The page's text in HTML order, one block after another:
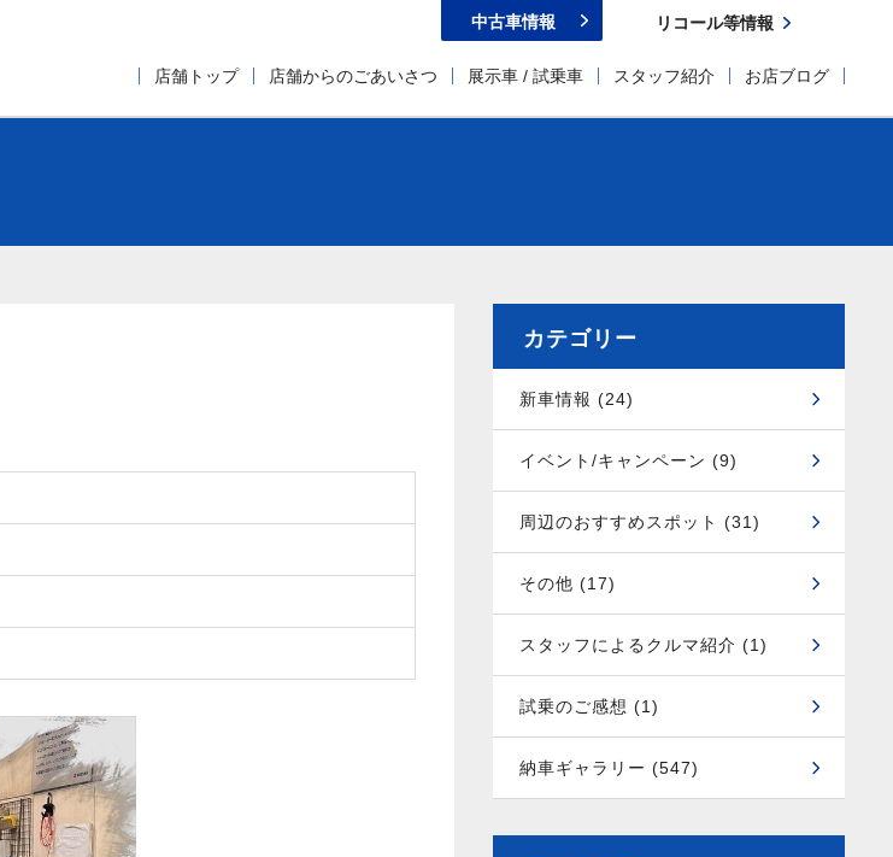
店舗トップ 店舗からのごあいさつ 展示車 / 試乗車 スタッフ紹介 お店ブログ
中古車情報 リコール等情報
カテゴリー
新車情報 (24)
イベント/キャンペーン (9)
周辺のおすすめスポット (31)
その他 (17)
スタッフによるクルマ紹介 (1)
試乗のご感想 (1)
納車ギャラリー (547)